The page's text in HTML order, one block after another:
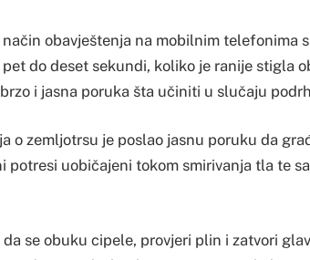
obavještenja na mobilnim telefonima
do deset sekundi, koliko je ranije stigla
i jasna poruka šta učiniti u slučaju
o zemljotrsu je poslao jasnu poruku da
potresi uobičajeni tokom smirivanja tla te
se obuku cipele, provjeri plin i zatvori